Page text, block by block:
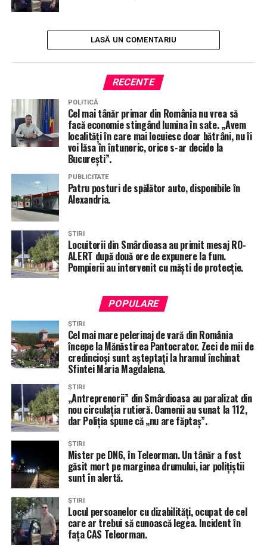
LASĂ UN COMENTARIU
RECENTE
POLITICĂ
Cel mai tânăr primar din România nu vrea să
facă economie stingând lumina în sate. „Avem
localități în care mai locuiesc doar bătrâni, nu îi
voi lăsa în întuneric, orice s-ar decide la
București”.
PUBLICITATE
Patru posturi de spălător auto, disponibile în
Alexandria.
ȘTIRI
Locuitorii din Smârdioasa au primit mesaj RO-
ALERT după două ore de expunere la fum.
Pompierii au intervenit cu măști de protecție.
POPULARE
ȘTIRI
Cel mai mare pelerinaj de vară din România
începe la Mănăstirea Pantocrator. Zeci de mii de
credincioși sunt așteptați la hramul închinat
Sfintei Maria Magdalena.
ȘTIRI
„Antreprenorii” din Smârdioasa au paralizat din
nou circulația rutieră. Oamenii au sunat la 112,
dar Poliția spune că „nu are făptaș”.
ȘTIRI
Mister pe DN6, în Teleorman. Un tânăr a fost
găsit mort pe marginea drumului, iar polițiștii
sunt în alertă.
ȘTIRI
Locul persoanelor cu dizabilități, ocupat de cel
care ar trebui să cunoască legea. Incident în
fața CAS Teleorman.